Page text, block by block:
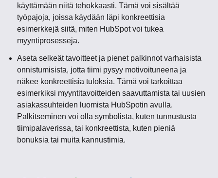
käyttämään niitä tehokkaasti. Tämä voi sisältää
työpajoja, joissa käydään läpi konkreettisia
esimerkkejä siitä, miten HubSpot voi tukea
myyntiprosesseja.
Aseta selkeät tavoitteet ja pienet palkinnot varhaisista
onnistumisista, jotta tiimi pysyy motivoituneena ja
näkee konkreettisia tuloksia. Tämä voi tarkoittaa
esimerkiksi myyntitavoitteiden saavuttamista tai uusien
asiakassuhteiden luomista HubSpotin avulla.
Palkitseminen voi olla symbolista, kuten tunnustusta
tiimipalaverissa, tai konkreettista, kuten pieniä
bonuksia tai muita kannustimia.